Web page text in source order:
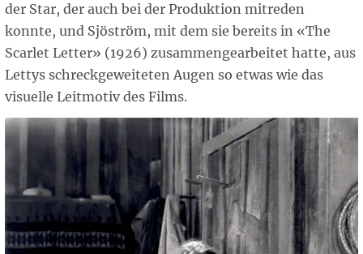
der Star, der auch bei der Produktion mitreden
konnte, und Sjöström, mit dem sie bereits in «The
Scarlet Letter» (1926) zusammengearbeitet hatte, aus
Lettys schreckgeweiteten Augen so etwas wie das
visuelle Leitmotiv des Films.